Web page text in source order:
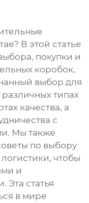
? В этой статье
покупки и
коробок,
выбор для
типах
качества, а
с
Мы также
по выбору
чтобы
и
статья
в мире